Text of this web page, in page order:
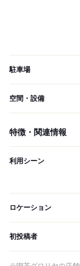
駐車場
空間・設備
特徴・関連情報
利用シーン
ロケーション
初投稿者